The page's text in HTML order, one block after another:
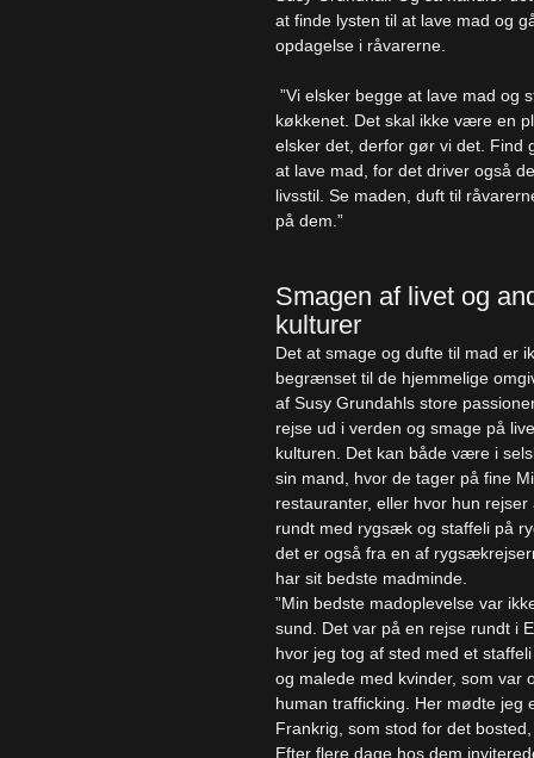
at finde lysten til at lave mad og
opdagelse i råvarerne.
”Vi elsker begge at lave mad og
køkkenet. Det skal ikke være en
elsker det, derfor gør vi det. Find
at lave mad, for det driver også
livsstil. Se maden, duft til
på dem.”
Smagen af livet og
kulturer
Det at smage og dufte til mad er
begrænset til de hjemmelige
af Susy Grundahls store
rejse ud i verden og smage på
kulturen. Det kan både være i
sin mand, hvor de tager på fine
restauranter, eller hvor hun rejser
rundt med rygsæk og staffeli på
det er også fra en af
har sit bedste madminde.
”Min bedste madoplevelse var
sund. Det var på en rejse rundt i
hvor jeg tog af sted med et
og malede med kvinder, som var
human trafficking. Her mødte jeg
Frankrig, som stod for det
Efter flere dage hos dem